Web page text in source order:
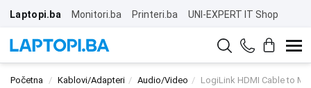
Laptopi.ba Monitori.ba Printeri.ba UNI-EXPERT IT Shop
Početna Kablovi/Adapteri Audio/Video LogiLink HDMI Cable to